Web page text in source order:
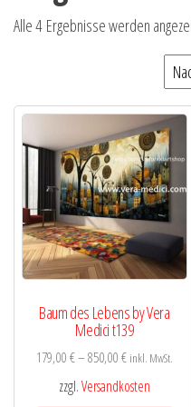
Alle 4 Ergebnisse werden
Baum des Lebens by Vera
Medici t139
179,00€–850,00€ inkl. MwSt.
zzgl.Versandkosten